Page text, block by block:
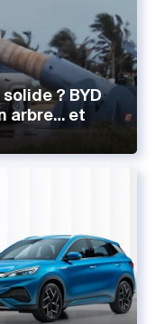
? BYD
arbre… et